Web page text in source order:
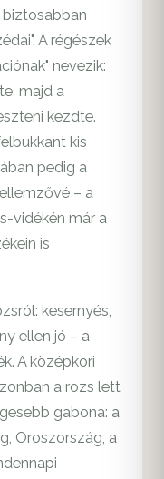
A régészek
nevezik:
majd a
kezdte.
kis
pedig a
– a
vidékén már a
is
kesernyés,
ellen jó – a
A középkori
a rozs lett
gabona: a
Oroszország, a